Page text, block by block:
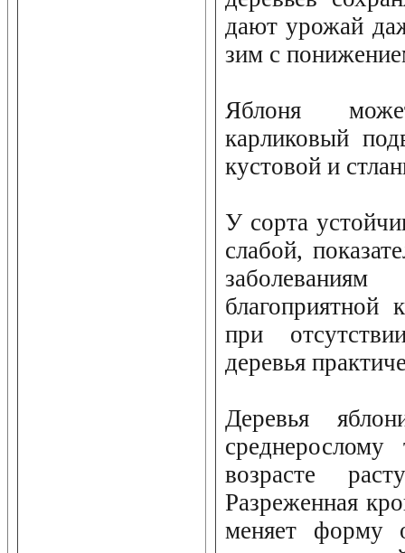
дают урожай
зим с
Яблоня
карликовый
кустовой и
У сорта
слабой,
благоприятной
при
деревья
Деревья
возрасте
Разреженная
меняет форму